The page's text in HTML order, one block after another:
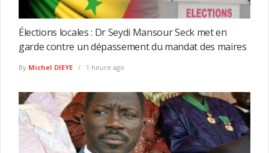
Élections locales : Dr Seydi Mansour Seck met en
garde contre un dépassement du mandat des maires
By Michel DIEYE 1 heure ago